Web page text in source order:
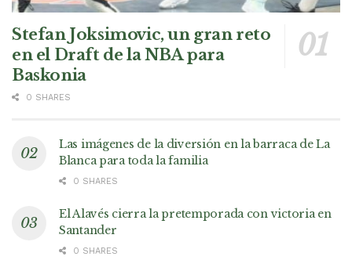
Stefan Joksimovic, un gran reto
en el Draft de la NBA para
Baskonia
0 SHARES
Las imágenes de la diversión en la barraca de La
Blanca para toda la familia
0 SHARES
El Alavés cierra la pretemporada con victoria en
Santander
0 SHARES